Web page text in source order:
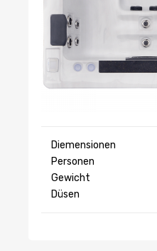
Diemensionen
Personen
Gewicht
Düsen